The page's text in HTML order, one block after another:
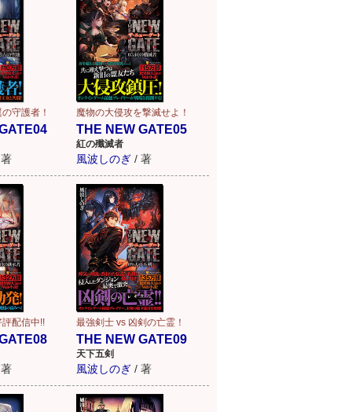
守護者！
著
魔物の大侵攻を撃滅せよ！
THE NEW GATE05
紅の殲滅者
風波しのぎ / 著
配信中!!
著
最強剣士 vs 凶剣の亡霊！
THE NEW GATE09
天下五剣
風波しのぎ / 著